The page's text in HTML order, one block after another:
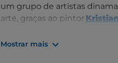
um grupo de artistas
arte, graças ao pintor
segunda casa. Todos os
Mostrar mais